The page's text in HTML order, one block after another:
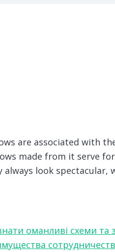
are associated with
made from it serve
look spectacular,
оманливі схеми та